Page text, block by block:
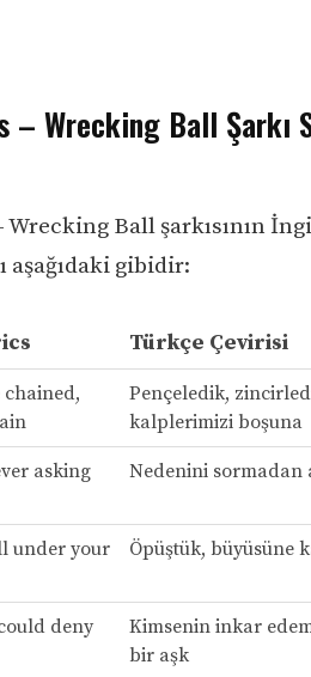
– Wrecking Ball Şarkı
Wrecking Ball şarkısının
aşağıdaki gibidir:
Türkçe Çevirisi
chained,
Pençeledik,
kalplerimizi boşuna
asking
Nedenini sormadan
under your
Öpüştük, büyüsüne
deny
Kimsenin inkar
bir aşk